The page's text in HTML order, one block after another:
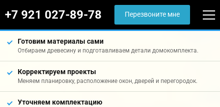
+7 921 027-89-78 Перезвоните мне
Готовим материалы сами
Отбираем древесину и подготавливаем детали домокомплекта.
Корректируем проекты
Меняем планировку, расположение окон, дверей и перегородок.
Уточняем комплектацию